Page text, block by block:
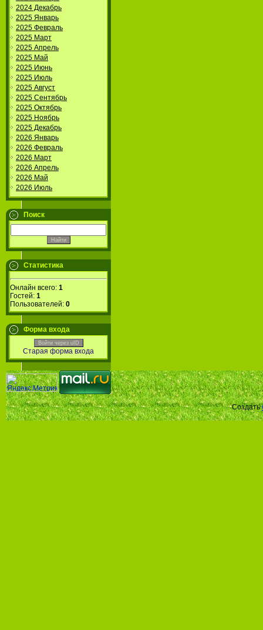
2024 Декабрь
2025 Январь
2025 Февраль
2025 Март
2025 Апрель
2025 Май
2025 Июнь
2025 Июль
2025 Август
2025 Сентябрь
2025 Октябрь
2025 Ноябрь
2025 Декабрь
2026 Январь
2026 Февраль
2026 Март
2026 Апрель
2026 Май
2026 Июль
Поиск
Статистика
Онлайн всего: 1
Гостей: 1
Пользователей: 0
Форма входа
Войти через uID
Старая форма входа
Создать